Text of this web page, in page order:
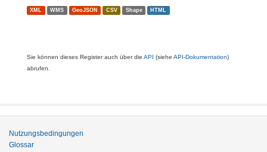
XML WMS GeoJSON CSV Shape HTML
Sie können dieses Register auch über die API (siehe API-Dokumentation)
abrufen.
Nutzungsbedingungen
Glossar